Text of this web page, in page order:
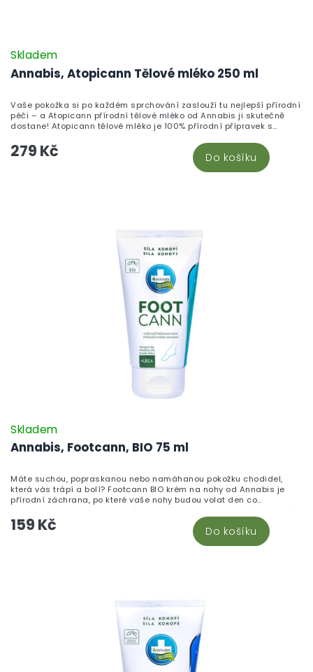
Annabis, Atopicann Tělové mléko 250 ml
Skladem
279 Kč Do košíku
Vaše pokožka si po každém sprchování zaslouží tu nejlepší přírodní
péči – a Atopicann přírodní tělové mléko od Annabis ji skutečně
dostane! Atopicann tělové mléko je 100% přírodní přípravek s
přídavkem soli z Mrtvého moře, konopného oleje, olivového oleje,
aloe vera a vitamínu E. Díky tomuto unikátnímu složení intenzivně
vyživuje, hydratuje a zklidňuje pokožku těla – včetně té nejcitlivější,
atopické nebo trpící ekzémem a lupénkou. Mléko se snadno
najdete v kategorii konopná kosmetika na CBDčko.cz.
Annabis, Footcann, BIO 75 ml
Skladem
159 Kč Do košíku
Máte suchou, popraskanou nebo namáhanou pokožku chodidel,
která vás trápí a bolí? Footcann BIO krém na nohy od Annabis je
přírodní záchrana, po které vaše nohy budou volat den co
den!Footcann je certifikovaný BIO krém s ureou speciálně vyvinutý
pro intenzivní péči o namáhanou pokožku chodidel. Bio konopný olej
rychle proniká do pokožky a regeneruje ji, urea udržuje hydrataci a
zamezuje ztrátě vlhkosti, bambucké máslo hojí praskliny a
Všechny konopné produkty pro péči o tělo najdete v kategorii
konopná kosmetika na CBDčko.cz.